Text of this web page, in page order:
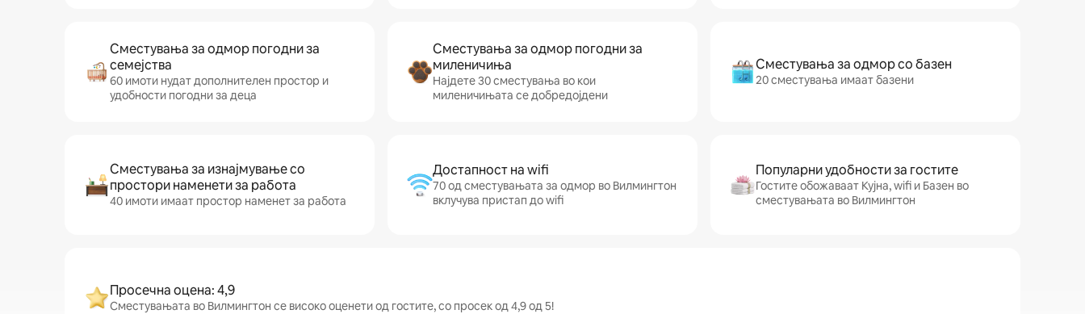
Сместувања за одмор погодни за
семејства
60 имоти нудат дополнителен простор и
удобности погодни за деца
Сместувања за одмор погодни за
миленичиња
Најдете 30 сместувања во кои
миленичињата се добредојдени
Сместувања за одмор со базен
20 сместувања имаат базени
Сместувања за изнајмување со
простори наменети за работа
40 имоти имаат простор наменет за работа
Достапност на wifi
70 од сместувањата за одмор во Вилмингтон
вклучува пристап до wifi
Популарни удобности за гостите
Гостите обожаваат Кујна, wifi и Базен во
сместувањата во Вилмингтон
Просечна оцена: 4,9
Сместувањата во Вилмингтон се високо оценети од гостите, со просек од 4,9 од 5!